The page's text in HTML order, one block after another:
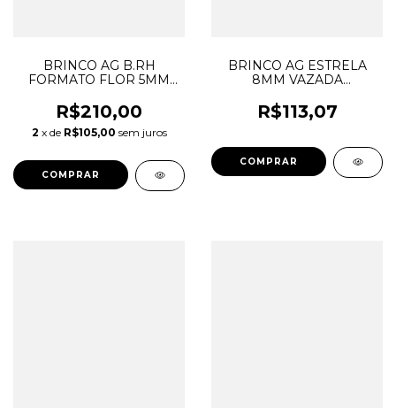
BRINCO AG B.RH
FORMATO FLOR 5MM
ZIRCONIAS AZUIS
DRIBRRH.2887
R$210,00
2 x de R$105,00 sem juros
BRINCO AG ESTRELA
8MM VAZADA
R$113,07